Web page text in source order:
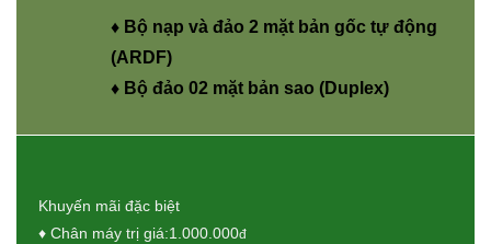
♦ Bộ nạp và đảo 2 mặt bản gốc tự động
(ARDF)
♦ Bộ đảo 02 mặt bản sao (Duplex)
Khuyến mãi đặc biệt
♦ Chân máy trị giá:1.000.000đ